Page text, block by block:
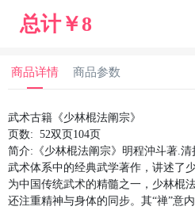
总计￥8
商品详情 商品参数
武术古籍《少林棍法阐宗》
页数: 52双页104页
简介:《少林棍法阐宗》明程沖斗著.
武术体系中的经典武学著作，讲述了
为中国传统武术的精髓之一，少林棍
还注重精神与身体的同步。其“禅”意